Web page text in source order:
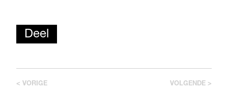
Deel
< VORIGE VOLGENDE >